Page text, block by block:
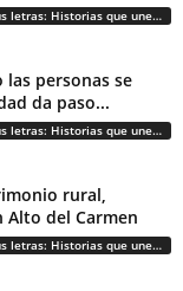
Provincia del Huasco con todas sus letras: Historias que unen cultura, diversidad e identidad
personas se
da paso...
Provincia del Huasco con todas sus letras: Historias que unen cultura, diversidad e identidad
rural,
Alto del Carmen
Provincia del Huasco con todas sus letras: Historias que unen cultura, diversidad e identidad